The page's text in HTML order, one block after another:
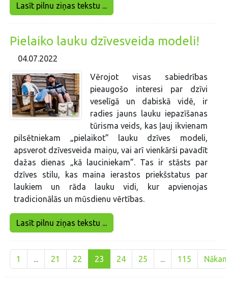
Lasīt pilnu ziņas tekstu ...
Pielaiko lauku dzīvesveida modeli!
04.07.2022
Vērojot visas sabiedrības
pieaugošo interesi par dzīvi
veselīgā un dabiskā vidē, ir
radies jauns lauku iepazīšanas
tūrisma veids, kas ļauj ikvienam
pilsētniekam „pielaikot” lauku dzīves modeli,
apsverot dzīvesveida maiņu, vai arī vienkārši pavadīt
dažas dienas „kā lauciniekam”. Tas ir stāsts par
dzīves stilu, kas maina ierastos priekšstatus par
laukiem un rāda lauku vidi, kur apvienojas
tradicionālās un mūsdienu vērtības.
Lasīt pilnu ziņas tekstu ...
1 21 22 23 24 25 115